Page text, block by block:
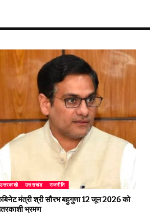
उत्तरकाशी उत्तराखंड राजनीति
मंत्री श्री सौरभ बहुगुणा 12 जून 2026 को
भ्रमण